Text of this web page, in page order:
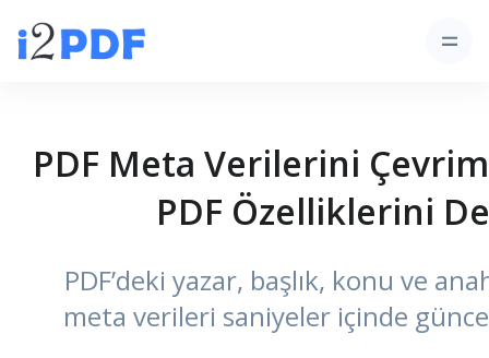
PDF Meta Verilerini
PDF Özelliklerini
PDF’deki yazar, başlık, konu ve
meta verileri saniyeler içinde